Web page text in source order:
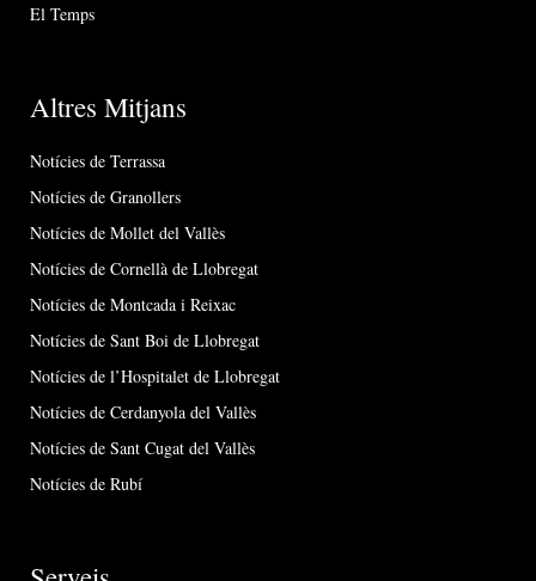
El Temps
Altres Mitjans
Notícies de Terrassa
Notícies de Granollers
Notícies de Mollet del Vallès
Notícies de Cornellà de Llobregat
Notícies de Montcada i Reixac
Notícies de Sant Boi de Llobregat
Notícies de l’Hospitalet de Llobregat
Notícies de Cerdanyola del Vallès
Notícies de Sant Cugat del Vallès
Notícies de Rubí